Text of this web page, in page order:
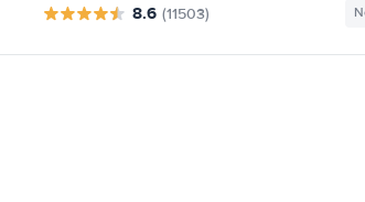
8.6 (11503)